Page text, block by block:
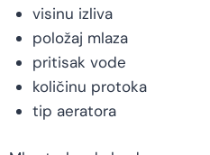
visinu izliva
položaj mlaza
pritisak vode
količinu protoka
tip aeratora